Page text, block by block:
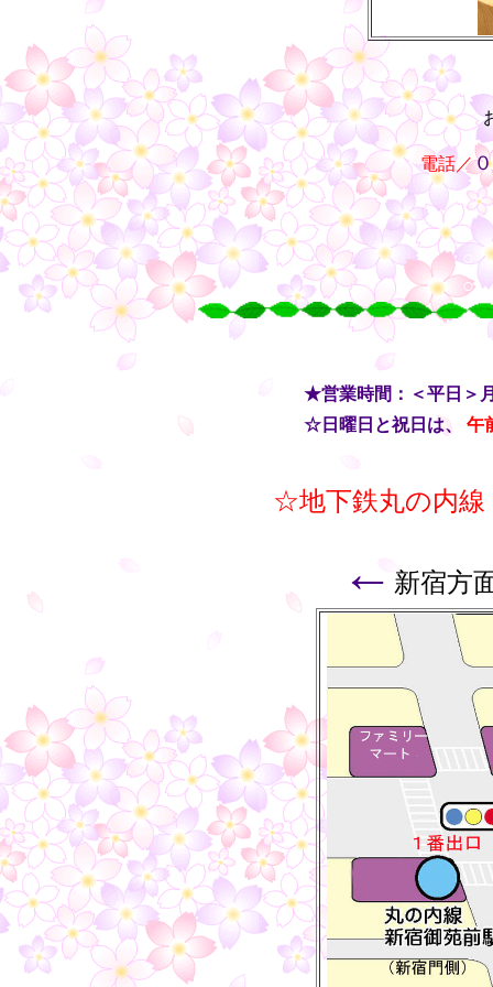
・・電話／
○
○
★営業時間：＜平日＞
☆日曜日と祝日は、 午
☆地下鉄丸の内線
← 新宿方